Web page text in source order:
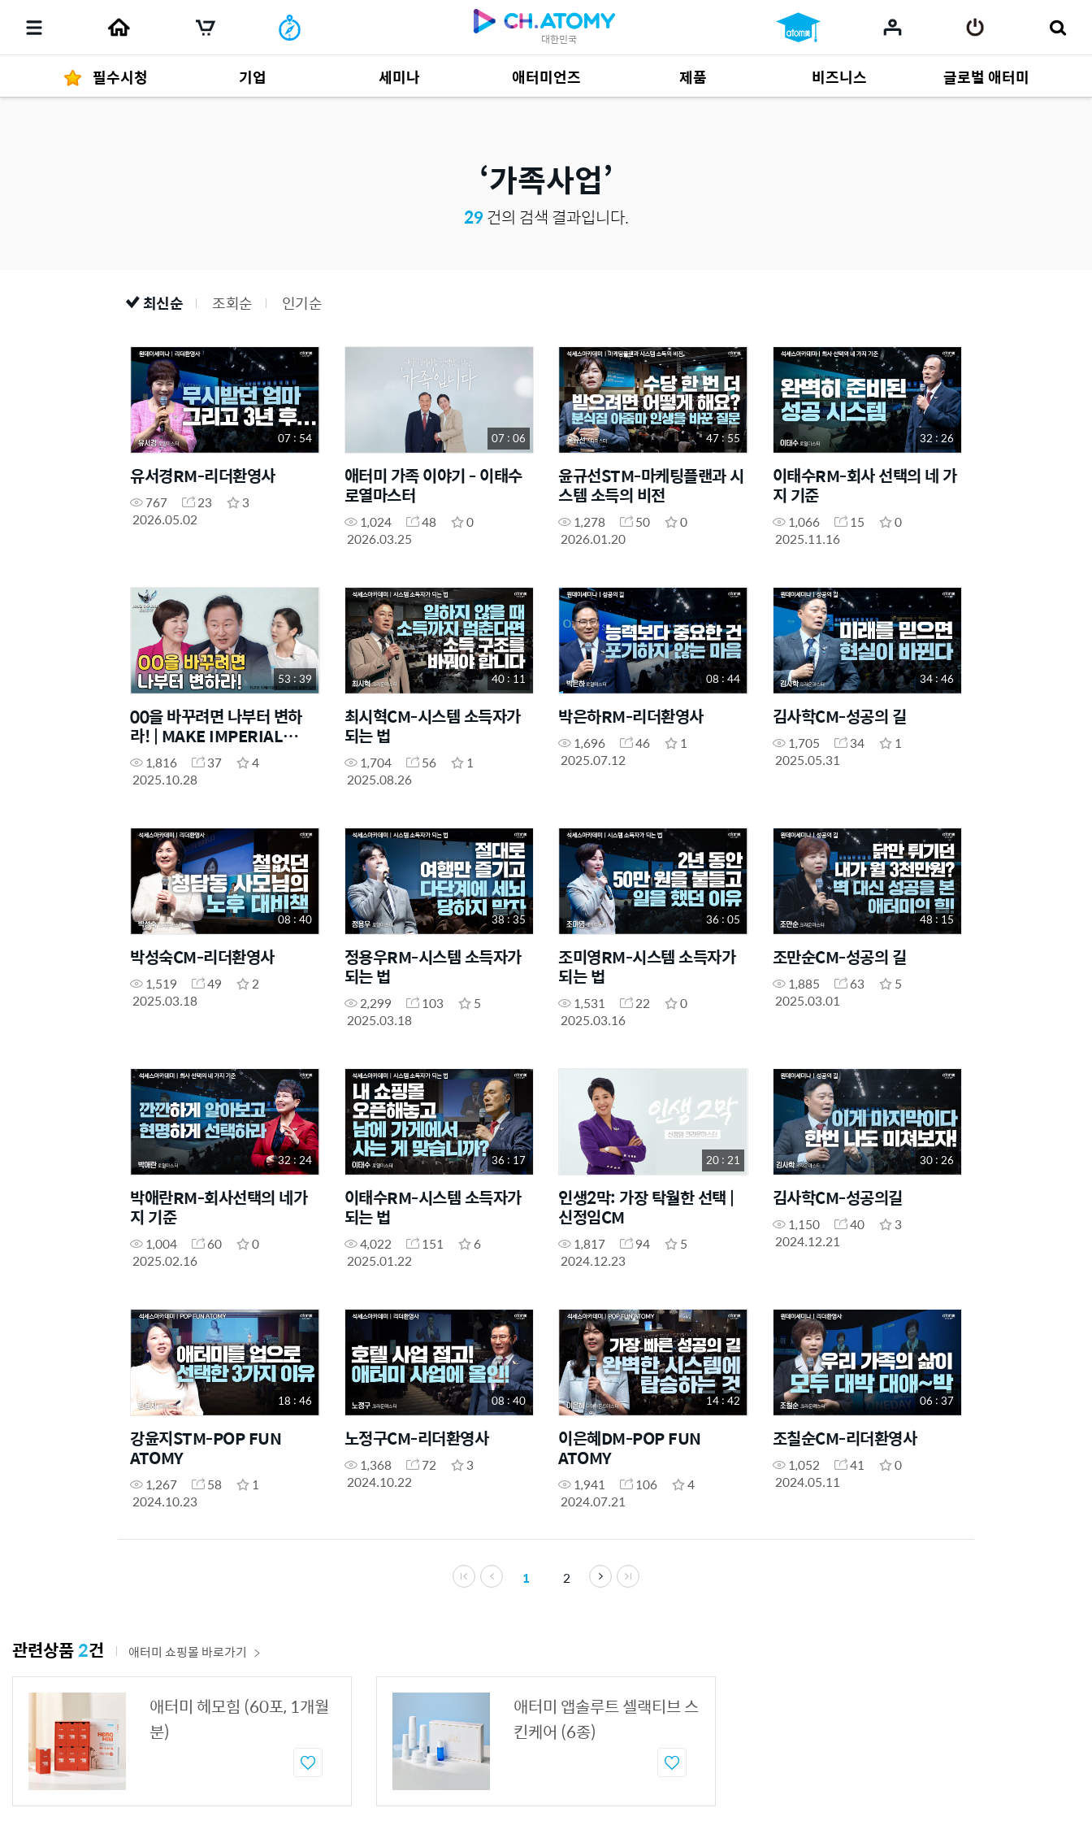
대한민국
필수시청 기업 세미나 애터미언즈 제품
제품 자료685
비즈니스
사업 자료165
글로벌 애터미
가족사업
29건의 검색 결과입니다.
최신순 조회순 인기순
07 : 54
유서경RM-리더환영사
767 23
3
2026.05.02
07 : 06
애터미 가족 이야기 - 이태수
로열마스터
1,024 48
0
2026.03.25
47 : 55
윤규선STM-마케팅플랜과 시
스템 소득의 비전
1,278 50
0
2026.01.20
32 : 26
이태수RM-회사 선택의 네 가
지 기준
1,066 15
0
2025.11.16
53 : 39
00을 바꾸려면 나부터 변하
라! | MAKE IMPERIAL
SHOW EP.5
1,816 37
4
2025.10.28
40 : 11
최시혁CM-시스템 소득자가
되는 법
1,704 56
1
2025.08.26
08 : 44
박은하RM-리더환영사
1,696 46
1
2025.07.12
34 : 46
김사학CM-성공의 길
1,705 34
1
2025.05.31
08 : 40
박성숙CM-리더환영사
1,519 49
2
2025.03.18
38 : 35
정용우RM-시스템 소득자가
되는 법
2,299 103
5
2025.03.18
36 : 05
조미영RM-시스템 소득자가
되는 법
1,531 22
0
2025.03.16
48 : 15
조만순CM-성공의 길
1,885 63
5
2025.03.01
32 : 24
박애란RM-회사선택의 네가
지 기준
1,004 60
0
2025.02.16
36 : 17
이태수RM-시스템 소득자가
되는 법
4,022 151
6
2025.01.22
20 : 21
인생2막: 가장 탁월한 선택 |
신정임CM
1,817 94
5
2024.12.23
30 : 26
김사학CM-성공의길
1,150 40
3
2024.12.21
18 : 46
강윤지STM-POP FUN
ATOMY
1,267 58
1
2024.10.23
08 : 40
노정구CM-리더환영사
1,368 72
3
2024.10.22
14 : 42
이은혜DM-POP FUN
ATOMY
1,941 106
4
2024.07.21
06 : 37
조칠순CM-리더환영사
1,052 41
0
2024.05.11
1 2
관련상품2건 애터미 쇼핑몰 바로가기
애터미 헤모힘 (60포, 1개월
분)
애터미 앱솔루트 셀랙티브 스
킨케어 (6종)